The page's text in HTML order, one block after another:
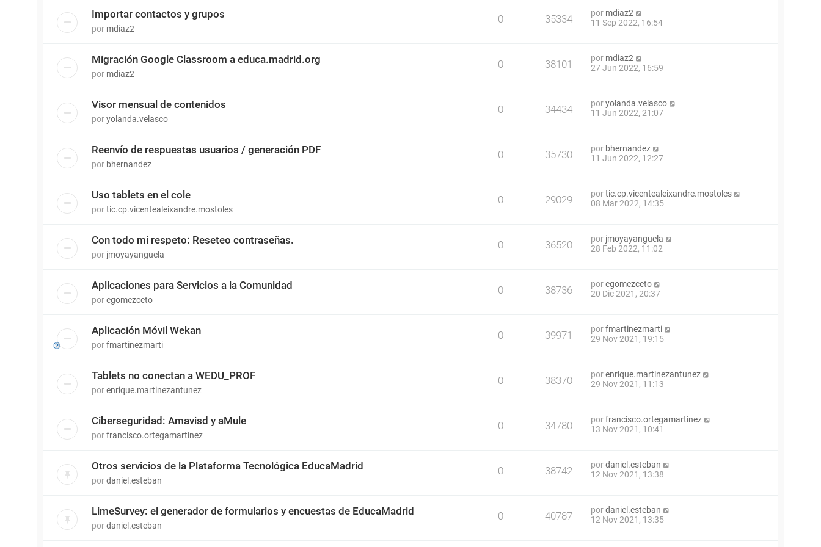
Importar contactos y grupos
por mdiaz2
0 35334 por mdiaz2
11 Sep 2022, 16:54
Migración Google Classroom a educa.madrid.org
por mdiaz2
0 38101 por mdiaz2
27 Jun 2022, 16:59
Visor mensual de contenidos
poryolanda.velasco
0 34434 poryolanda.velasco
11 Jun 2022, 21:07
Reenvío de respuestas usuarios / generación PDF
por bhernandez
0 35730 por bhernandez
11 Jun 2022, 12:27
Uso tablets en el cole
portic.cp.vicentealeixandre.mostoles
0 29029 portic.cp.vicentealeixandre.mostoles
08 Mar 2022, 14:35
Con todo mi respeto: Reseteo contraseñas.
por jmoyayanguela
0 36520 por jmoyayanguela
28 Feb 2022, 11:02
Aplicaciones para Servicios a la Comunidad
poregomezceto
0 38736 poregomezceto
20 Dic 2021, 20:37
Aplicación Móvil Wekan
porfmartinezmarti
0 39971 porfmartinezmarti
29 Nov 2021, 19:15
Tablets no conectan a WEDU_PROF
porenrique.martinezantunez
0 38370 porenrique.martinezantunez
29 Nov 2021, 11:13
Ciberseguridad: Amavisd y aMule
porfrancisco.ortegamartinez
0 34780 porfrancisco.ortegamartinez
13 Nov 2021, 10:41
Otros servicios de la Plataforma Tecnológica EducaMadrid
pordaniel.esteban
0 38742 pordaniel.esteban
12 Nov 2021, 13:38
LimeSurvey: el generador de formularios y encuestas de EducaMadrid
pordaniel.esteban
0 40787 pordaniel.esteban
12 Nov 2021, 13:35